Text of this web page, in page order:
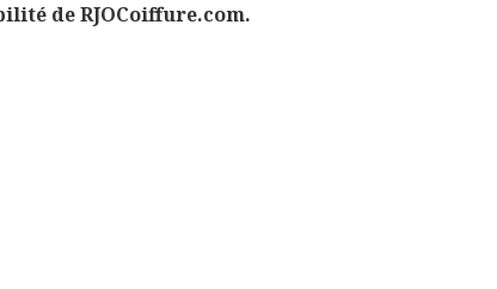
de RJOCoiffure.com.